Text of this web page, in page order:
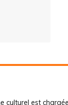
culturel est